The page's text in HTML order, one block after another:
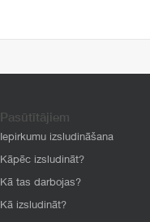
Pasūtītājiem
Iepirkumu izsludināšana
Kāpēc izsludināt?
Kā tas darbojas?
Kā izsludināt?